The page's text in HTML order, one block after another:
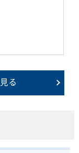
る